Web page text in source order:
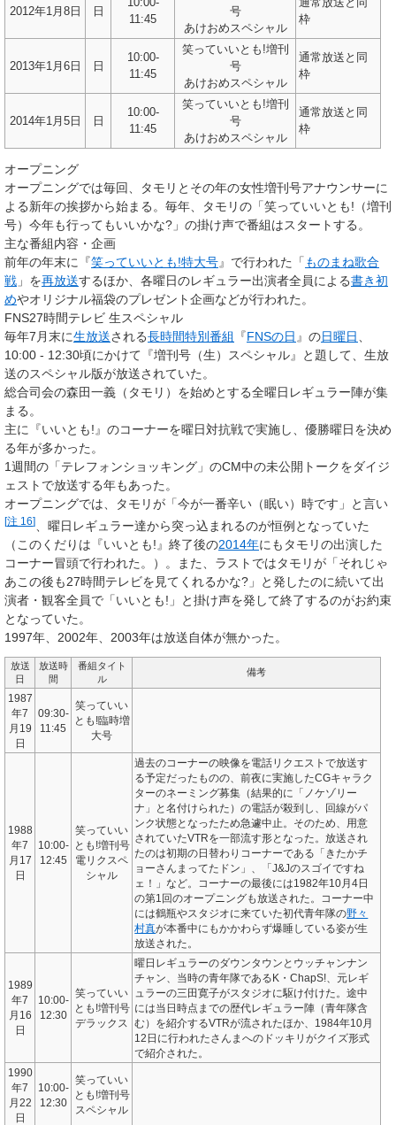
2012年1月8日 日
11:45
号
あけおめスペシャル
枠
2013年1月6日 日
10:00-
11:45
笑っていいとも!増刊
号
あけおめスペシャル
通常放送と同
枠
2014年1月5日 日
10:00-
11:45
笑っていいとも!増刊
号
あけおめスペシャル
通常放送と同
枠
オープニング
オープニングでは毎回、タモリとその年の女性増刊号アナウンサーに
よる新年の挨拶から始まる。毎年、タモリの「笑っていいとも!（増刊
号）今年も行ってもいいかな?」の掛け声で番組はスタートする。
主な番組内容・企画
前年の年末に『笑っていいとも!特大号』で行われた「 ものまね歌合
戦 」を再放送するほか、各曜日のレギュラー出演者全員による書き初
めやオリジナル福袋のプレゼント企画などが行われた。
FNS27時間テレビ 生スペシャル
毎年7月末に生放送される長時間特別番組 『FNSの日 』の日曜日
10:00 - 12:30頃にかけて『増刊号（生）スペシャル』と題して、生放
送のスペシャル版が放送されていた。
総合司会の森田一義（タモリ）を始めとする全曜日レギュラー陣が集
まる。
主に『いいとも!』のコーナーを曜日対抗戦で実施し、優勝曜日を決め
る年が多かった。
1週間の「テレフォンショッキング」のCM中の未公開トークをダイジ
ェストで放送する年もあった。
オープニングでは、タモリが 「今が一番辛い（眠い）時です」 と言い
[注 16]
、曜日レギュラー達から突っ込まれるのが恒例となっていた
（このくだりは『いいとも!』終了後の2014年にもタモリの出演した
コーナー冒頭で行われた。）。また、ラストではタモリが 「それじゃ
あこの後も27時間テレビを見てくれるかな?」
と発したのに続いて出
演者・観客全員で 「いいとも!」
と掛け声を発して終了するのがお約束
となっていた。
1997年、2002年、2003年は放送自体が無かった。
放送
日
放送時
間
番組タイト
ル
備考
1987
年7
月19
日
09:30-
11:45
笑っていい
とも!臨時増
大号
1988
年7
月17
日
10:00-
12:45
笑っていい
とも!増刊号
電リクスペ
シャル
過去のコーナーの映像を電話リクエストで放送す
る予定だったものの、前夜に実施したCGキャラク
ターのネーミング募集（結果的に「ノケゾリー
ナ」と名付けられた）の電話が殺到し、回線がパ
ンク状態となったため急遽中止。そのため、用意
されていたVTRを一部流す形となった。放送され
たのは初期の日替わりコーナーである「きたかチ
ョーさんまってたドン」、「J&Jのスゴイですね
ェ！」など。コーナーの最後には1982年10月4日
の第1回のオープニングも放送された。コーナー中
には鶴瓶やスタジオに来ていた初代青年隊の野々
村真が本番中にもかかわらず爆睡している姿が生
放送された。
1989
年7
月16
日
10:00-
12:30
笑っていい
とも!増刊号
デラックス
曜日レギュラーのダウンタウンとウッチャンナン
チャン、当時の青年隊であるK・ChapS!、元レギ
ュラーの三田寛子がスタジオに駆け付けた。途中
には当日時点までの歴代レギュラー陣（青年隊含
む）を紹介するVTRが流されたほか、1984年10月
12日に行われたさんまへのドッキリがクイズ形式
で紹介された。
1990
年7
月22
日
10:00-
12:30
笑っていい
とも!増刊号
スペシャル